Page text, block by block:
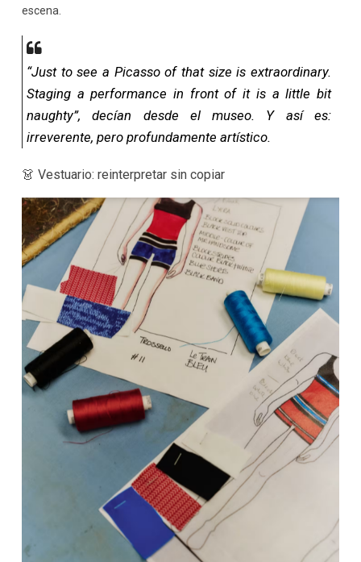
escena.
“Just to see a Picasso of that size is extraordinary.
Staging a performance in front of it is a little bit
naughty”, decían desde el museo. Y así es:
irreverente, pero profundamente artístico.
👗 Vestuario: reinterpretar sin copiar